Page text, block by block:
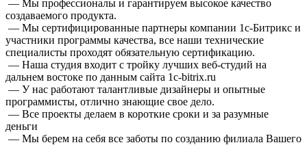
— Мы профессионалы и гарантируем высокое качество
создаваемого продукта.
— Мы сертифицированные партнеры компании 1с-Битрикс и
участники программы качества, все наши технические
специалисты проходят обязательную сертификацию.
— Наша студия входит с тройку лучших веб-студий на
дальнем востоке по данным сайта 1c-bitrix.ru
— У нас работают талантливые дизайнеры и опытные
программисты, отлично знающие свое дело.
— Все проекты делаем в короткие сроки и за разумные
деньги
— Мы берем на себя все заботы по созданию филиала Вашего